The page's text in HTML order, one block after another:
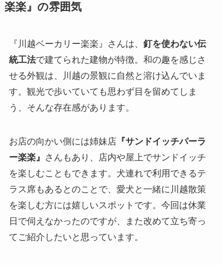
楽楽』の雰囲気
『川越ベーカリー楽楽』さんは、 釘を使わない伝
統工法で建てられた建物が特徴。和の趣を感じさ
せる外観は、川越の景観に自然と溶け込んでいま
す。観光で歩いていても思わず目を留めてしま
う、そんな存在感があります。
お店の向かい側には姉妹店『サンドイッチパーラ
ー楽楽』 さんもあり、店内や屋上でサンドイッチ
を楽しむこともできます。犬連れで利用できるテ
ラス席もあるとのことで、愛犬と一緒に川越散策
を楽しむ方には嬉しいスポットです。今回は休業
日で伺えなかったのですが、また改めて立ち寄っ
てご紹介したいと思っています。